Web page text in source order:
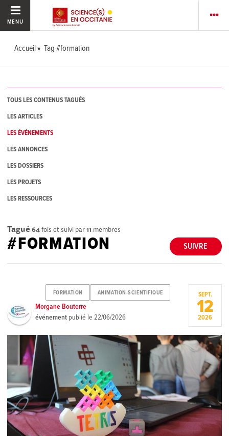
MENU
Accueil Tag #formation
TOUS LES CONTENUS TAGUÉS
LES ARTICLES
LES ÉVÉNEMENTS
LES ANNONCES
LES DOSSIERS
LES PROJETS
LES RESSOURCES
Tagué 64fois et suivi par11 membres
SUIVRE
#FORMATION
FORMATION ANIMATION-SCIENTIFIQUE
Morgane Bouterre
événement publié le22/06/2026
SEPT.
12
2026